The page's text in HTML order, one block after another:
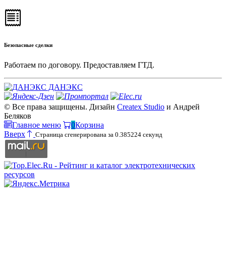
Безопасные сделки
Работаем по договору. Предоставляем ГТД.
ДАНЭКС
© Все права защищены. Дизайн Createx Studio и Андрей
Беляков
Главное меню
0Корзина
Вверх
Страница сгенерирована за 0.385224 секунд